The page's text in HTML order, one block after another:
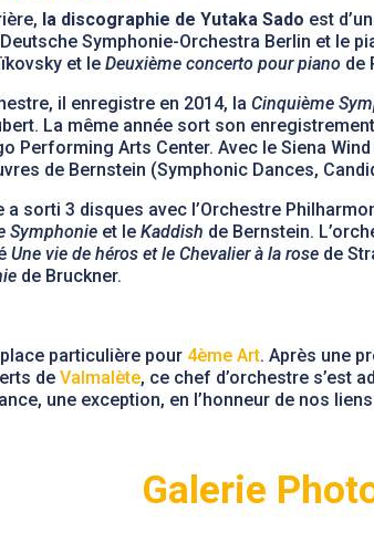
la discographie de Yutaka Sado est
Symphonie-Orchestra Berlin et le
et le Deuxième concerto pour pianode
il enregistre en 2014, la Cinquième
La même année sort son
Performing Arts Center. Avec le Siena
de Bernstein (Symphonic Dances,
a sorti 3 disques avec l’Orchestre
Symphonieet le Kaddish de Bernstein.
Une vie de héros et le Chevalier à la rosede
de Bruckner.
particulière pour 4ème Art. Après une
de Valmalète, ce chef d’orchestre s’est
une exception, en l’honneur de nos
Galerie